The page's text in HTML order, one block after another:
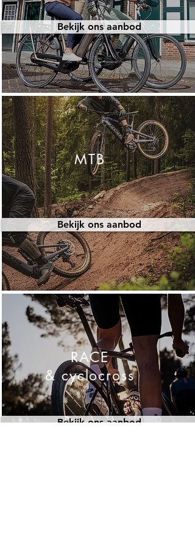
Bekijk ons aanbod
MTB
Bekijk ons aanbod
RACE
& cyclocross
Bekijk ons aanbod